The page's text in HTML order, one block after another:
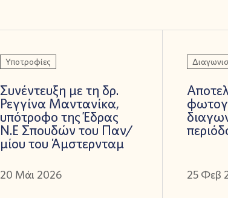
Υποτροφίες
Συνέντευξη με τη δρ.
Ρεγγίνα Μαντανίκα,
υπότροφο της Έδρας
Ν.Ε Σπουδών του Παν/
μίου του Άμστερνταμ
20 Μάι 2026 25 Φεβ